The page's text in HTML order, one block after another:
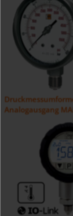
Analogausgang